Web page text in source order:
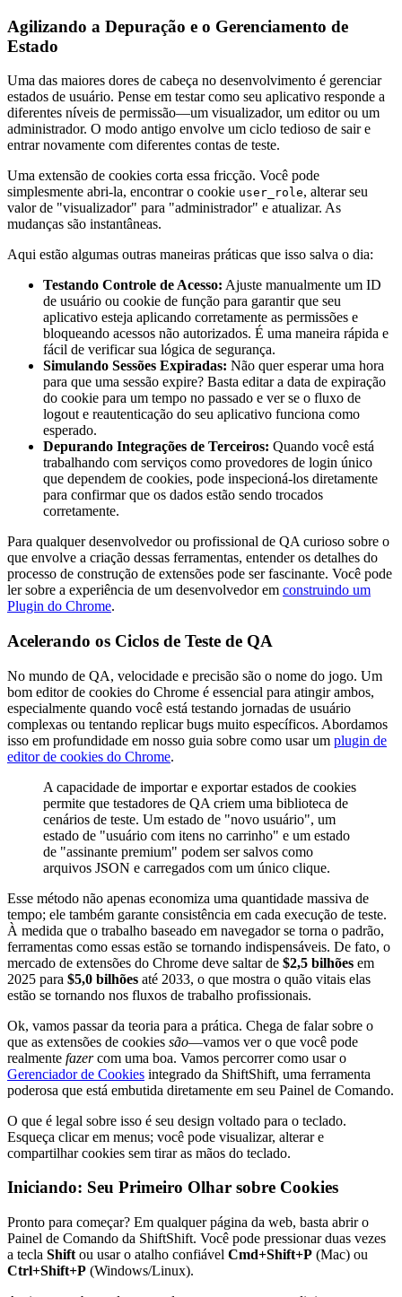
Agilizando a Depuração e o Gerenciamento de
Estado
Uma das maiores dores de cabeça no desenvolvimento é gerenciar
estados de usuário. Pense em testar como seu aplicativo responde a
diferentes níveis de permissão—um visualizador, um editor ou um
administrador. O modo antigo envolve um ciclo tedioso de sair e
entrar novamente com diferentes contas de teste.
Uma extensão de cookies corta essa fricção. Você pode
simplesmente abri-la, encontrar o cookie user_role, alterar seu
valor de "visualizador" para "administrador" e atualizar. As
mudanças são instantâneas.
Aqui estão algumas outras maneiras práticas que isso salva o dia:
Testando Controle de Acesso: Ajuste manualmente um ID
de usuário ou cookie de função para garantir que seu
aplicativo esteja aplicando corretamente as permissões e
bloqueando acessos não autorizados. É uma maneira rápida e
fácil de verificar sua lógica de segurança.
Simulando Sessões Expiradas: Não quer esperar uma hora
para que uma sessão expire? Basta editar a data de expiração
do cookie para um tempo no passado e ver se o fluxo de
logout e reautenticação do seu aplicativo funciona como
esperado.
Depurando Integrações de Terceiros: Quando você está
trabalhando com serviços como provedores de login único
que dependem de cookies, pode inspecioná-los diretamente
para confirmar que os dados estão sendo trocados
corretamente.
Para qualquer desenvolvedor ou profissional de QA curioso sobre o
que envolve a criação dessas ferramentas, entender os detalhes do
processo de construção de extensões pode ser fascinante. Você pode
ler sobre a experiência de um desenvolvedor em construindo um
Plugin do Chrome.
Acelerando os Ciclos de Teste de QA
No mundo de QA, velocidade e precisão são o nome do jogo. Um
bom editor de cookies do Chrome é essencial para atingir ambos,
especialmente quando você está testando jornadas de usuário
complexas ou tentando replicar bugs muito específicos. Abordamos
isso em profundidade em nosso guia sobre como usar um plugin de
editor de cookies do Chrome.
A capacidade de importar e exportar estados de cookies
permite que testadores de QA criem uma biblioteca de
cenários de teste. Um estado de "novo usuário", um
estado de "usuário com itens no carrinho" e um estado
de "assinante premium" podem ser salvos como
arquivos JSON e carregados com um único clique.
Esse método não apenas economiza uma quantidade massiva de
tempo; ele também garante consistência em cada execução de teste.
À medida que o trabalho baseado em navegador se torna o padrão,
ferramentas como essas estão se tornando indispensáveis. De fato, o
mercado de extensões do Chrome deve saltar de $2,5 bilhões em
2025 para $5,0 bilhões até 2033, o que mostra o quão vitais elas
estão se tornando nos fluxos de trabalho profissionais.
Ok, vamos passar da teoria para a prática. Chega de falar sobre o
que as extensões de cookies são—vamos ver o que você pode
realmente fazercom uma boa. Vamos percorrer como usar o
Gerenciador de Cookies integrado da ShiftShift, uma ferramenta
poderosa que está embutida diretamente em seu Painel de Comando.
O que é legal sobre isso é seu design voltado para o teclado.
Esqueça clicar em menus; você pode visualizar, alterar e
compartilhar cookies sem tirar as mãos do teclado.
Iniciando: Seu Primeiro Olhar sobre Cookies
Pronto para começar? Em qualquer página da web, basta abrir o
Painel de Comando da ShiftShift. Você pode pressionar duas vezes
a tecla Shift ou usar o atalho confiável Cmd+Shift+P (Mac) ou
Ctrl+Shift+P (Windows/Linux).